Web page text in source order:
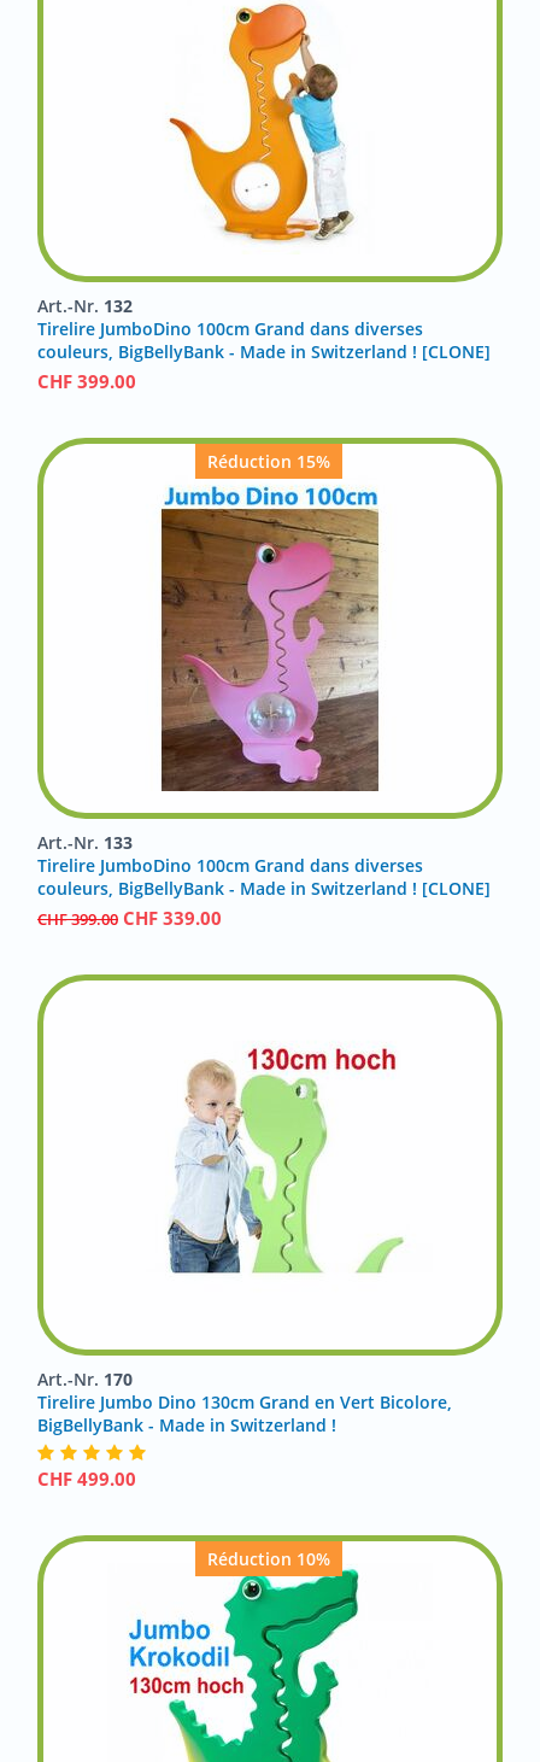
Art.-Nr. 132
Tirelire JumboDino 100cm Grand dans diverses
couleurs, BigBellyBank - Made in Switzerland ! [CLONE]
CHF 399.00
Réduction 15%
Art.-Nr. 133
Tirelire JumboDino 100cm Grand dans diverses
couleurs, BigBellyBank - Made in Switzerland ! [CLONE]
CHF399.00 CHF 339.00
Art.-Nr. 170
Tirelire Jumbo Dino 130cm Grand en Vert Bicolore,
BigBellyBank - Made in Switzerland !
CHF 499.00
Réduction 10%